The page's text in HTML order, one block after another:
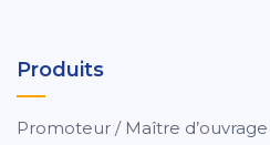
Produits
Promoteur / Maître d’ouvrage